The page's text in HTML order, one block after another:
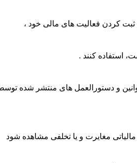
کردن فعالیت های مالی خود ،
استفاده کنند .
و دستورالعمل های منتشر شده
مغایرت و یا تخلفی مشاهده شود